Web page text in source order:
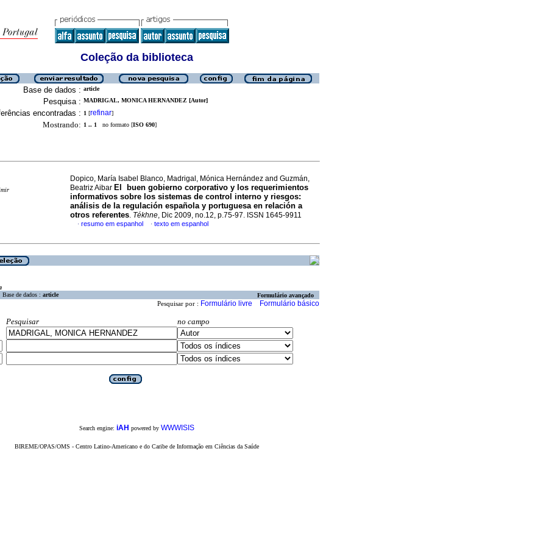
Coleção da biblioteca
Base de dados : article
Pesquisa : MADRIGAL, MONICA HERNANDEZ [Autor]
encontradas : 1 [refinar]
Mostrando: 1 .. 1 no formato [ISO 690]
Dopico, María Isabel Blanco, Madrigal, Mónica Hernández and Guzmán,
Beatriz Aibar El buen gobierno corporativo y los requerimientos
informativos sobre los sistemas de control interno y riesgos:
análisis de la regulación española y portuguesa en relación a
otros referentes. Tékhne, Dic 2009, no.12, p.75-97. ISSN 1645-9911
· resumo em espanhol · texto em espanhol
Base de dados : article Formulário avançado
Pesquisar por : Formulário livre Formulário básico
Pesquisar
no campo
Search engine: iAH powered by WWWISIS
BIREME/OPAS/OMS - Centro Latino-Americano e do Caribe de Informação em Ciências da Saúde